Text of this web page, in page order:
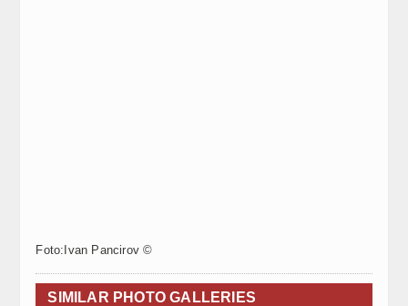
Foto:Ivan Pancirov ©
SIMILAR PHOTO GALLERIES